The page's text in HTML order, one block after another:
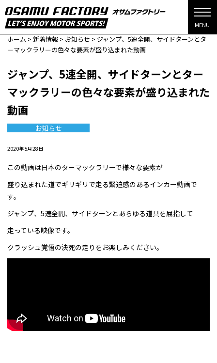
MENU
ホーム > 新着情報 > お知らせ > ジャンプ、5速全開、サイドターンとタ
ーマックラリーの色々な要素が盛り込まれた動画
ジャンプ、5速全開、サイドターンとター
マックラリーの色々な要素が盛り込まれた
動画
お知らせ
2020年5月28日
この動画は日本のターマックラリーで様々な要素が
盛り込まれた道でギリギリで走る緊迫感のあるインカー動画で
す。
ジャンプ、5速全開、サイドターンとあらゆる道具を屈指して
走っている映像です。
クラッシュ覚悟の決死の走りをお楽しみください。